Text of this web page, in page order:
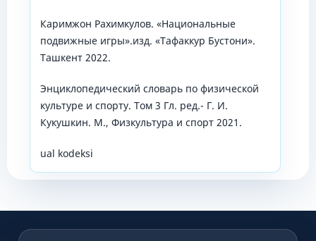
Каримжон Рахимкулов. «Национальные
подвижные игры».изд. «Тафаккур Бустони».
Ташкент 2022.
Энциклопедический словарь по физической
культуре и спорту. Том 3 Гл. ред.- Г. И.
Кукушкин. М., Физкультура и спорт 2021.
ual kodeksi